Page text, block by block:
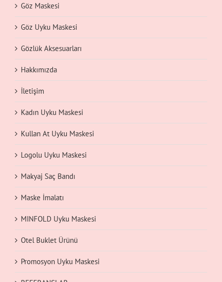
Göz Maskesi
Göz Uyku Maskesi
Gözlük Aksesuarları
Hakkımızda
İletişim
Kadın Uyku Maskesi
Kullan At Uyku Maskesi
Logolu Uyku Maskesi
Makyaj Saç Bandı
Maske İmalatı
MINFOLD Uyku Maskesi
Otel Buklet Ürünü
Promosyon Uyku Maskesi